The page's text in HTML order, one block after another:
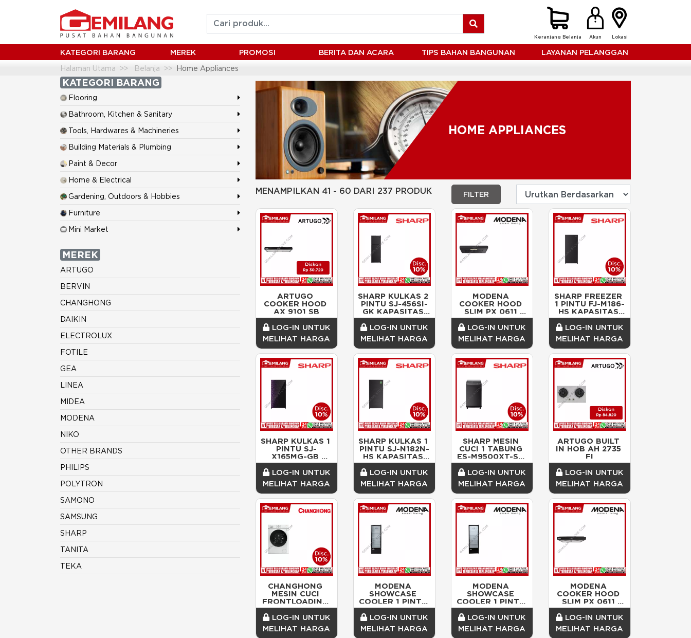
Keranjang Belanja Akun Lokasi
KATEGORI BARANG MEREK PROMOSI BERITA DAN ACARA TIPS BAHAN BANGUNAN LAYANAN PELANGGAN
Halaman Utama Belanja Home Appliances
KATEGORI BARANG
Flooring
Bathroom, Kitchen & Sanitary
Tools, Hardwares & Machineries
Building Materials & Plumbing
Paint & Decor
Home & Electrical
Gardening, Outdoors & Hobbies
Furniture
Mini Market
MEREK
ARTUGO
BERVIN
CHANGHONG
DAIKIN
ELECTROLUX
FOTILE
GEA
LINEA
MIDEA
MODENA
NIKO
OTHER BRANDS
PHILIPS
POLYTRON
SAMONO
SAMSUNG
SHARP
TANITA
TEKA
HOME APPLIANCES
MENAMPILKAN 41 - 60 DARI 237 PRODUK FILTER
ARTUGO
COOKER HOOD
AX 9101 SB
LOG-IN UNTUK
MELIHAT HARGA
SHARP KULKAS 2
PINTU SJ-456SI-
GK KAPASITAS
352ltr 50w (665 x
590 x 1738)
LOG-IN UNTUK
MELIHAT HARGA
MODENA
COOKER HOOD
SLIM PX 0611
BABK
LOG-IN UNTUK
MELIHAT HARGA
SHARP FREEZER
1 PINTU FJ-M186-
HS KAPASITAS
158ltr 45w (570 x
535 x 1205)
LOG-IN UNTUK
MELIHAT HARGA
SHARP KULKAS 1
PINTU SJ-
X165MG-GB
KAPASITAS 133ltr
84w (535 x 977 x
545)
LOG-IN UNTUK
MELIHAT HARGA
SHARP KULKAS 1
PINTU SJ-N182N-
HS KAPASITAS
166ltr 60w (550 x
535 x 1115)
LOG-IN UNTUK
MELIHAT HARGA
SHARP MESIN
CUCI 1 TABUNG
ES-M9500XT-SA
KAPASITAS 9.5kg
180w (530 x 585
x 986)
LOG-IN UNTUK
MELIHAT HARGA
ARTUGO BUILT
IN HOB AH 2735
FI
LOG-IN UNTUK
MELIHAT HARGA
CHANGHONG
MESIN CUCI
FRONTLOADING
FWF8500S 7kg
400w
LOG-IN UNTUK
MELIHAT HARGA
MODENA
SHOWCASE
COOLER 1 PINTU
SC 1235
KAPASITAS
230ltr 130w (530
x 1550 x 520)
LOG-IN UNTUK
MELIHAT HARGA
MODENA
SHOWCASE
COOLER 1 PINTU
SC 1345
KAPASITAS
340ltr 140w (59.5
x 1700 x 520)
LOG-IN UNTUK
MELIHAT HARGA
MODENA
COOKER HOOD
SLIM PX 0611
DBBK
LOG-IN UNTUK
MELIHAT HARGA